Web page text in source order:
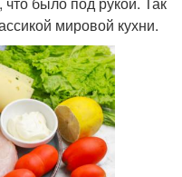
мировой кухни.